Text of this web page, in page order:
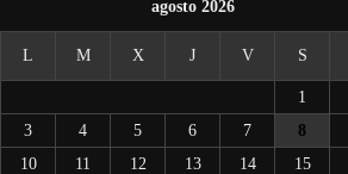
agosto 2026
L M X J V S
1
3
4 5 6 7 8
10
11 12 13 14 15